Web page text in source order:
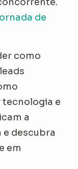
de
como
e
a
e descubra
em